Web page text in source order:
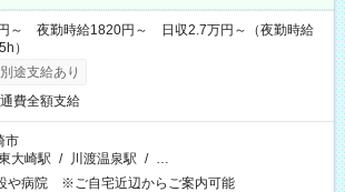
～ 夜勤時給1820円～ 日収2.7万円～（夜勤時給
）
途支給あり
費全額支給
市
大崎駅 / 川渡温泉駅 / …
や病院 ※ご自宅近辺からご案内可能